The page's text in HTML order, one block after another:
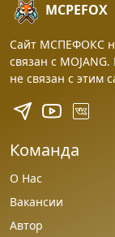
MCPEFOX
Сайт МСПЕФОКС
связан с
не связан с этим
Команда
О Нас
Вакансии
Автор